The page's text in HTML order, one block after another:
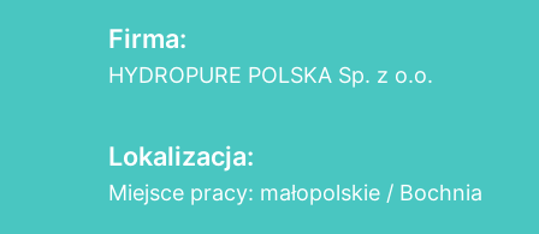
Firma:
HYDROPURE POLSKA Sp. z o.o.
Lokalizacja:
Miejsce pracy: małopolskie / Bochnia